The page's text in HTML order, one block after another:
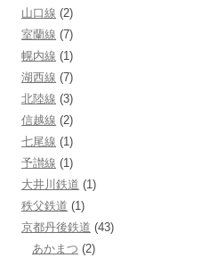
山口線 (2)
室蘭線 (7)
幌内線 (1)
湖西線 (7)
北陸線 (3)
信越線 (2)
七尾線 (1)
予讃線 (1)
大井川鉄道 (1)
秩父鉄道 (1)
京都丹後鉄道 (43)
あかまつ (2)